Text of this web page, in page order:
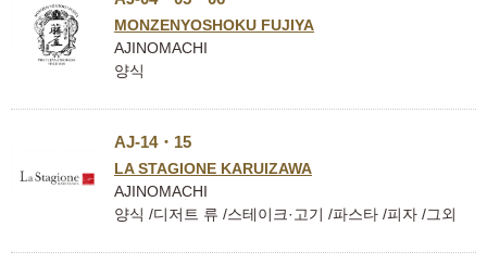
MONZENYOSHOKU FUJIYA
AJINOMACHI
양식
AJ-14・15
LA STAGIONE KARUIZAWA
AJINOMACHI
양식 /디저트 류 /스테이크·고기 /파스타 /피자 /그외